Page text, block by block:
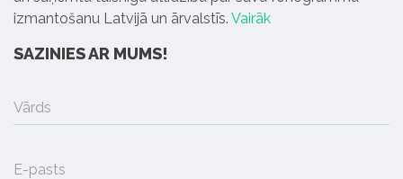
izmantošanu Latvijā un ārvalstīs. Vairāk
SAZINIES AR MUMS!
Vārds
E-pasts